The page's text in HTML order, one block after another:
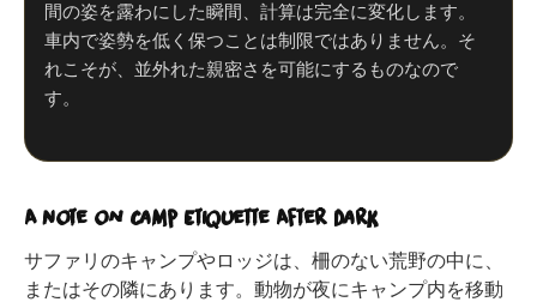
間の姿を露わにした瞬間、計算は完全に変化します。
車内で姿勢を低く保つことは制限ではありません。そ
れこそが、並外れた親密さを可能にするものなので
す。
A Note on Camp Etiquette After Dark
サファリのキャンプやロッジは、柵のない荒野の中に、
またはその隣にあります。動物が夜にキャンプ内を移動